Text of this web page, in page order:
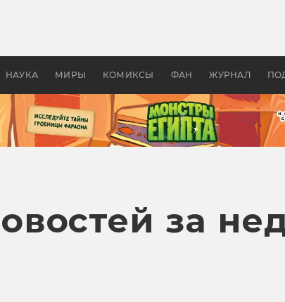
НАУКА МИРЫ КОМИКСЫ ФАН ЖУРНАЛ
в России —
бы
за